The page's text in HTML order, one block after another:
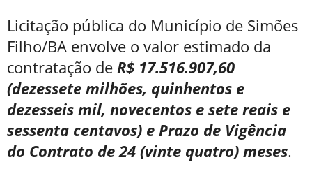
Licitação pública do Município de Simões
Filho/BA envolve o valor estimado da
contratação de R$ 17.516.907,60
(dezessete milhões, quinhentos e
dezesseis mil, novecentos e sete reais e
sessenta centavos) e Prazo de Vigência
do Contrato de 24 (vinte quatro) meses.